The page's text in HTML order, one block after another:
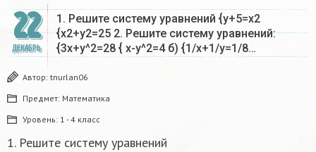
22
ДЕКАБРЬ
1. Решите систему уравнений {y+5=x2
{x2+y2=25 2. Решите систему уравнений:
{3x+y^2=28 { x-y^2=4 б) {1/x+1/y=1/8…
Автор: tnurlan06
Предмет: Математика
Уровень: 1 - 4 класс
1. Решите систему уравнений